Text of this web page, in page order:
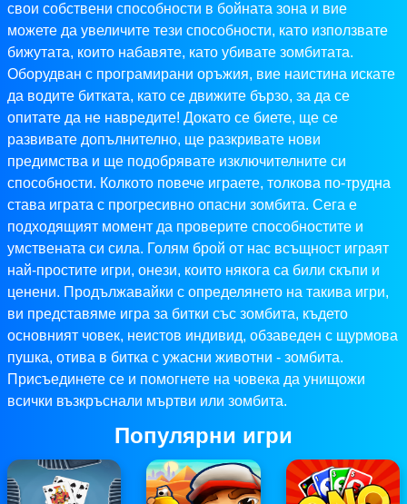
свои собствени способности в бойната зона и вие
можете да увеличите тези способности, като използвате
бижутата, които набавяте, като убивате зомбитата.
Оборудван с програмирани оръжия, вие наистина искате
да водите битката, като се движите бързо, за да се
опитате да не навредите! Докато се биете, ще се
развивате допълнително, ще разкривате нови
предимства и ще подобрявате изключителните си
способности. Колкото повече играете, толкова по-трудна
става играта с прогресивно опасни зомбита. Сега е
подходящият момент да проверите способностите и
умствената си сила. Голям брой от нас всъщност играят
най-простите игри, онези, които някога са били скъпи и
ценени. Продължавайки с определянето на такива игри,
ви представяме игра за битки със зомбита, където
основният човек, неистов индивид, обзаведен с щурмова
пушка, отива в битка с ужасни животни - зомбита.
Присъединете се и помогнете на човека да унищожи
всички възкръснали мъртви или зомбита.
Популярни игри